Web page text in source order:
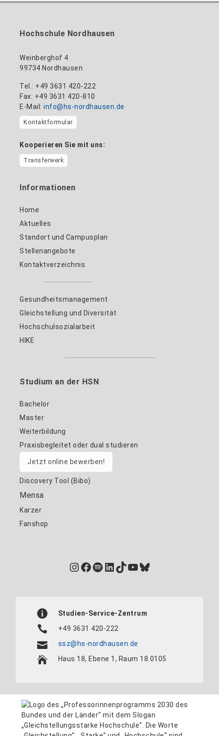
Hochschule Nordhausen
Weinberghof 4
99734 Nordhausen
Tel.: +49 3631 420-222
Fax: +49 3631 420-810
E-Mail: info@hs-nordhausen.de
Kontaktformular
Kooperieren Sie mit uns:
Transferwerk
Informationen
Home
Aktuelles
Standort und Campusplan
Stellenangebote
Kontaktverzeichnis
Gesundheitsmanagement
Gleichstellung und Diversität
Hochschulsozialarbeit
HIKE
Studium an der HSN
Bachelor
Master
Weiterbildung
Praxisbegleitet oder dual studieren
Jetzt online bewerben!
Discovery Tool (Bibo)
Mensa
Karzer
Fanshop
Instagram
Facebook
Spotify
LinkedIn
TikTok
YouTube
Bluesky
Studien-Service-Zentrum
+49 3631 420-222
ssz@hs-nordhausen.de
Haus 18, Ebene 1, Raum 18.0105